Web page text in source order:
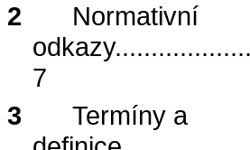
2
Normativní
odkazy
7
3
Termíny a